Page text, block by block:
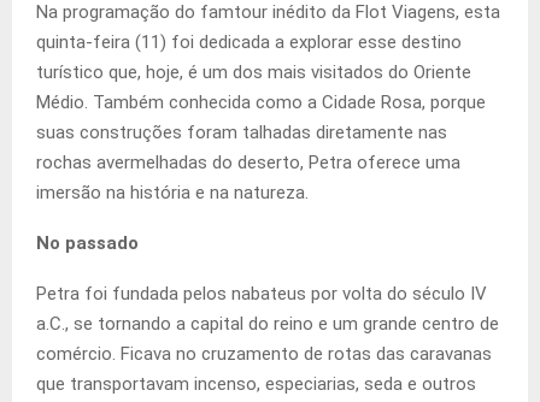
Na programação do famtour inédito da Flot Viagens, esta
quinta-feira (11) foi dedicada a explorar esse destino
turístico que, hoje, é um dos mais visitados do Oriente
Médio. Também conhecida como a Cidade Rosa, porque
suas construções foram talhadas diretamente nas
rochas avermelhadas do deserto, Petra oferece uma
imersão na história e na natureza.
No passado
Petra foi fundada pelos nabateus por volta do século IV
a.C., se tornando a capital do reino e um grande centro de
comércio. Ficava no cruzamento de rotas das caravanas
que transportavam incenso, especiarias, seda e outros